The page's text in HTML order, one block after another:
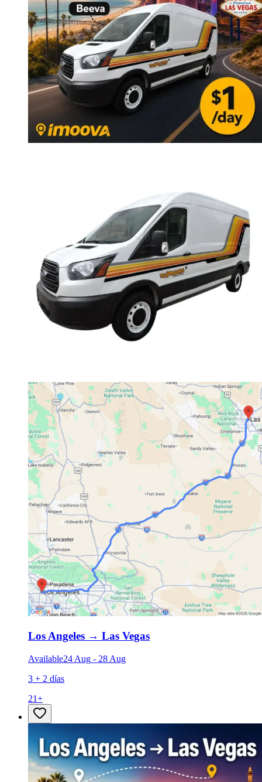
Los Angeles → Las Vegas
Available24 Aug - 28 Aug
3 + 2 días
21+